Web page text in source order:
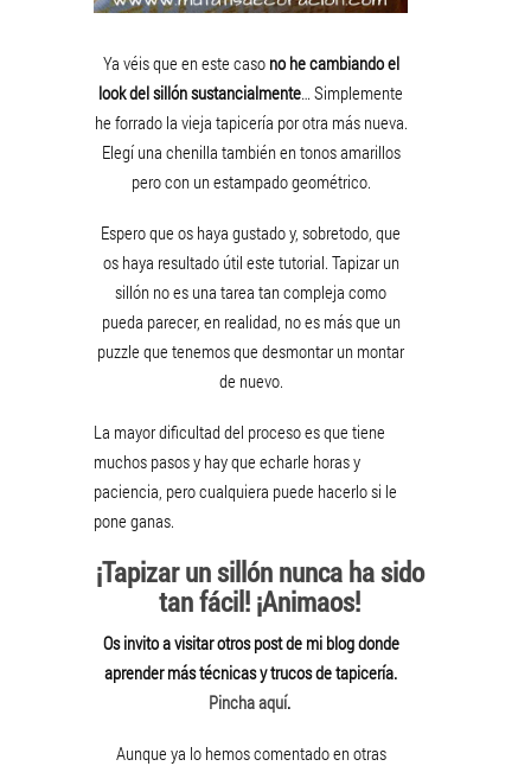
Ya véis que en este caso no he cambiando el
look del sillón sustancialmente… Simplemente
he forrado la vieja tapicería por otra más nueva.
Elegí una chenilla también en tonos amarillos
pero con un estampado geométrico.
Espero que os haya gustado y, sobretodo, que
os haya resultado útil este tutorial. Tapizar un
sillón no es una tarea tan compleja como
pueda parecer, en realidad, no es más que un
puzzle que tenemos que desmontar un montar
de nuevo.
La mayor dificultad del proceso es que tiene
muchos pasos y hay que echarle horas y
paciencia, pero cualquiera puede hacerlo si le
pone ganas.
¡Tapizar un sillón nunca ha sido
tan fácil! ¡Animaos!
Os invito a visitar otros post de mi blog donde
aprender más técnicas y trucos de tapicería.
Pincha aquí.
Aunque ya lo hemos comentado en otras